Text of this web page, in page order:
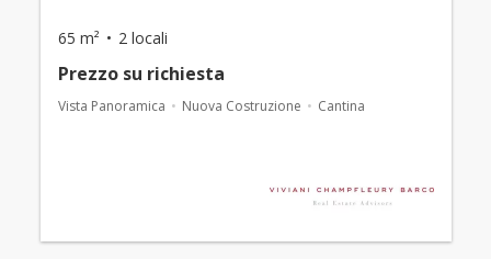
65 m² 2 locali
Prezzo su richiesta
Vista Panoramica Nuova Costruzione Cantina